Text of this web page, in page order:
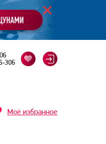
306
Моё избранное